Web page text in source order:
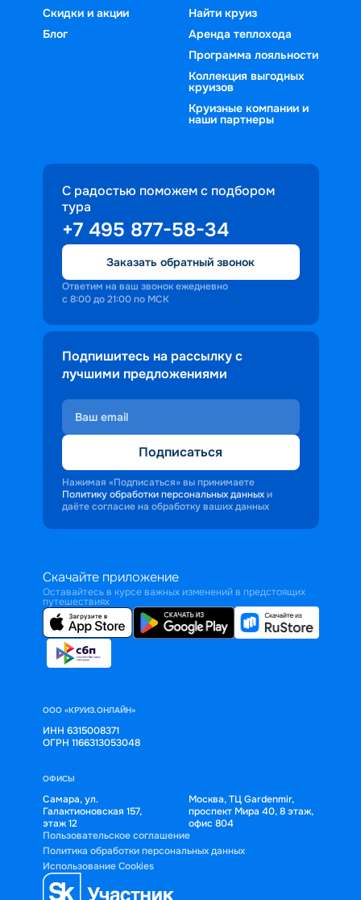
Скидки и акции
Блог
Найти круиз
Аренда теплохода
Программа лояльности
Коллекция выгодных
круизов
Круизные компании и
наши партнеры
С радостью поможем с подбором
тура
+7 495 877-58-34
Заказать обратный звонок
Ответим на ваш звонок ежедневно
с 8:00 до 21:00 по МСК
Подпишитесь на рассылку с
лучшими предложениями
Подписаться
Нажимая «Подписаться» вы принимаете
Политику обработки персональных данных и
даёте согласие на обработку ваших данных
Скачайте приложение
Оставайтесь в курсе важных изменений в предстоящих
путешествиях
ООО «КРУИЗ.ОНЛАЙН»
ИНН 6315008371
ОГРН 1166313053048
ОФИСЫ
Самара, ул.
Галактионовская 157,
этаж 12
Москва, ТЦ Gardenmir,
проспект Мира 40, 8 этаж,
офис 804
Пользовательское соглашение
Политика обработки персональных данных
Использование Cookies